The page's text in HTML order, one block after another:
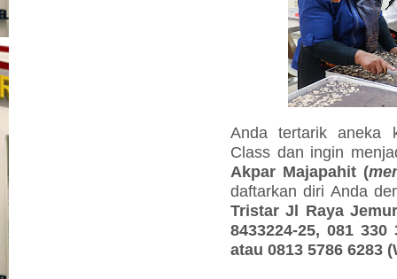
Anda tertarik aneka
Class dan ingin
Akpar Majapahit (
daftarkan diri Anda
Tristar Jl Raya
8433224-25, 081 330
atau 0813 5786 6283